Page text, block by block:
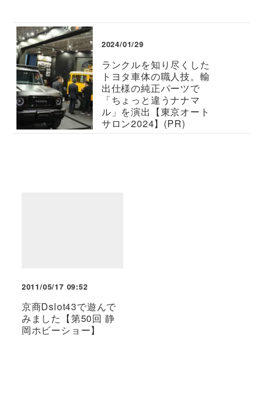
2024/01/29
ランクルを知り尽くした
トヨタ車体の職人技。輸
出仕様の純正パーツで
「ちょっと違うナナマ
ル」を演出【東京オート
サロン2024】(PR)
2011/05/17 09:52
京商Dslot43で遊んで
みました【第50回 静
岡ホビーショー】